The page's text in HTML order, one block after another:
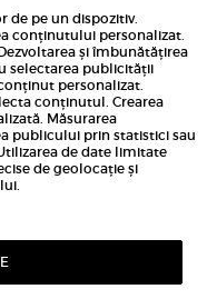
de pe un dispozitiv.
conținutului personalizat.
și îmbunătățirea
selectarea publicității
personalizat.
conținutul. Crearea
Măsurarea
publicului prin statistici sau
de date limitate
de geolocație și